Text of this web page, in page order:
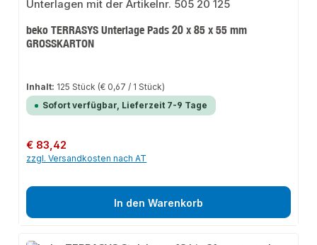
beko TERRASYS Unterlage Pads 20 x 85 x 55 mm
GROSSKARTON
Inhalt: 125 Stück (€ 0,67 / 1 Stück)
Sofort verfügbar, Lieferzeit 7-9 Tage
Regulärer Preis:
€ 83,42
zzgl. Versandkosten nach AT
In den Warenkorb